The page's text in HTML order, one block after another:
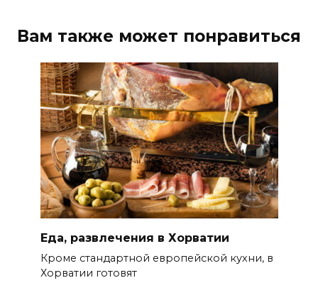
Вам также может понравиться
Еда, развлечения в Хорватии
Кроме стандартной европейской кухни, в
Хорватии готовят